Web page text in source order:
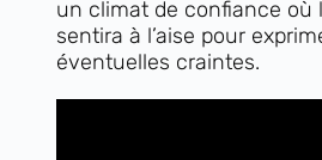
un climat de confiance où
sentira à l’aise pour
éventuelles craintes.